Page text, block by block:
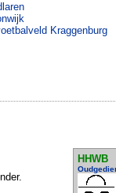
Kraggenburg
HHWB